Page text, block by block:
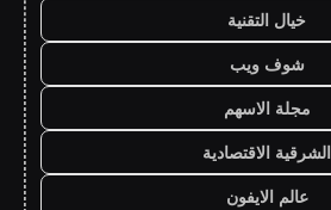
خيال التقنية
شوف ويب
مجلة الاسهم
الشرقية الاقتصادية
عالم الايفون